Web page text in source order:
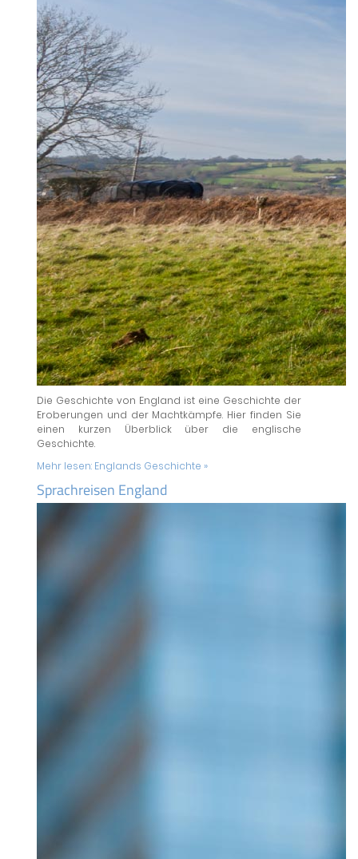
Die Geschichte von England ist eine Geschichte der
Eroberungen und der Machtkämpfe. Hier finden Sie
einen kurzen Überblick über die englische
Geschichte.
Mehr lesen: Englands Geschichte »
Sprachreisen England